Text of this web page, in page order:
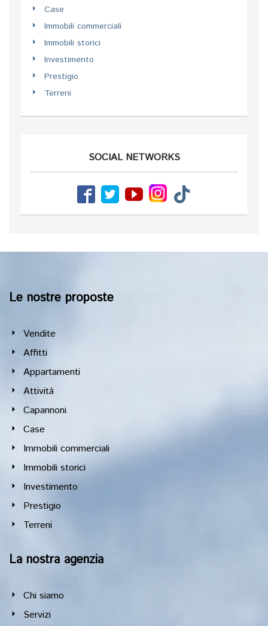
Case
Immobili commerciali
Immobili storici
Investimento
Prestigio
Terreni
SOCIAL NETWORKS
Le nostre proposte
Vendite
Affitti
Appartamenti
Attività
Capannoni
Case
Immobili commerciali
Immobili storici
Investimento
Prestigio
Terreni
La nostra agenzia
Chi siamo
Servizi